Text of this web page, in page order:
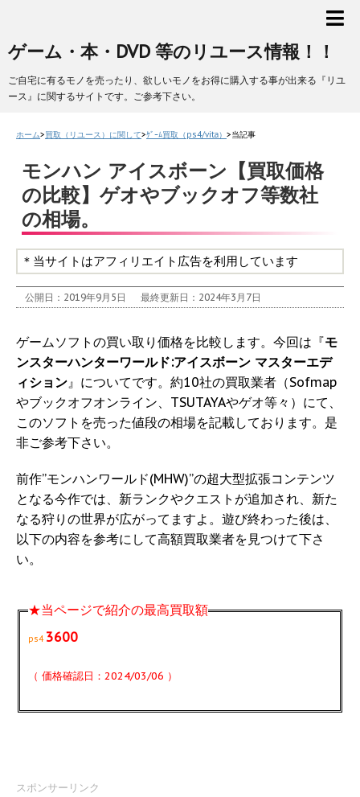
ゲーム・本・DVD 等のリユース情報！！
ご自宅に有るモノを売ったり、欲しいモノをお得に購入する事が出来る『リユ
ース』に関するサイトです。ご参考下さい。
ホーム>買取（リユース）に関して>ｹﾞｰﾑ買取（ps4/vita） >当記事
モンハン アイスボーン【買取価格
の比較】ゲオやブックオフ等数社
の相場。
＊当サイトはアフィリエイト広告を利用しています
公開日：2019年9月5日 最終更新日：2024年3月7日
ゲームソフトの買い取り価格を比較します。今回は『モ
ンスターハンターワールド:アイスボーン マスターエデ
ィション』についてです。約10社の買取業者（Sofmap
やブックオフオンライン、TSUTAYAやゲオ等々）にて、
このソフトを売った値段の相場を記載しております。是
非ご参考下さい。
前作”モンハンワールド(MHW)”の超大型拡張コンテンツ
となる今作では、新ランクやクエストが追加され、新た
なる狩りの世界が広がってますよ。遊び終わった後は、
以下の内容を参考にして高額買取業者を見つけて下さ
い。
★当ページで紹介の最高買取額
ps4 3600
（ 価格確認日：2024/03/06 ）
スポンサーリンク